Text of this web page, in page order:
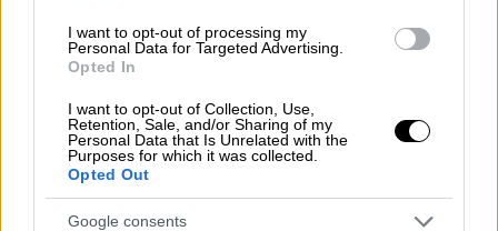
I want to opt-out of processing my
Personal Data for Targeted Advertising.
Opted In
I want to opt-out of Collection, Use,
Retention, Sale, and/or Sharing of my
Personal Data that Is Unrelated with the
Purposes for which it was collected.
Opted Out
Google consents